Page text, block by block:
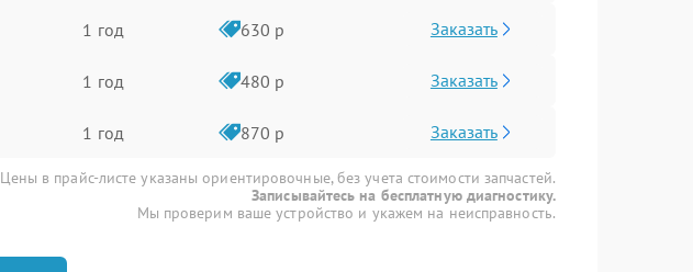
1 год 630 р Заказать
1 год 480 р Заказать
1 год 870 р Заказать
Цены в прайс-листе указаны ориентировочные, без учета стоимости запчастей.
Записывайтесь на бесплатную диагностику.
Мы проверим ваше устройство и укажем на неисправность.